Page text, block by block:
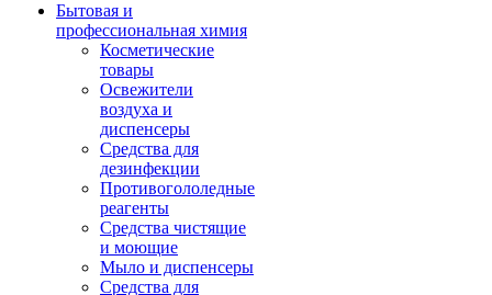
Бытовая и
профессиональная химия
Косметические
товары
Освежители
воздуха и
диспенсеры
Средства для
дезинфекции
Противогололедные
реагенты
Средства чистящие
и моющие
Мыло и диспенсеры
Средства для